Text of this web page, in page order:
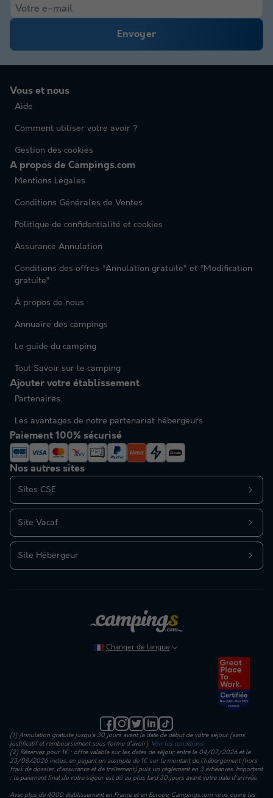
Envoyer
Nos autres sites
Sites CSE
Site Vacaf
Site Hébergeur
Vous et nous
Aide
Comment utiliser votre avoir ?
Gestion des cookies
A propos de Campings.com
Mentions Légales
Conditions Générales de Ventes
Politique de confidentialité et cookies
Assurance Annulation
Conditions des offres “Annulation gratuite” et “Modification
gratuite”
À propos de nous
Annuaire des campings
Le guide du camping
Tout Savoir sur le camping
Ajouter votre établissement
Partenaires
Les avantages de notre partenariat hébergeurs
Paiement 100% sécurisé
Changer de langue
(1) Annulation gratuite jusqu’à 30 jours avant la date de début de votre séjour (sans
justificatif et remboursement sous forme d'avoir). Voir les conditions
(2) Réservez pour 1€ : offre valable sur les dates de séjour entre le 04/07/2026 et le
23/08/2026 inclus, en payant un acompte de 1€ sur le montant de l’hébergement (hors
frais de dossier, d’assurance et de traitement) puis un règlement en 3 échéances. Important
: le paiement final de votre séjour est dû au plus tard 30 jours avant votre date d'arrivée.
Avec plus de 4000 établissement en France et en Europe, Campings.com vous ouvre les